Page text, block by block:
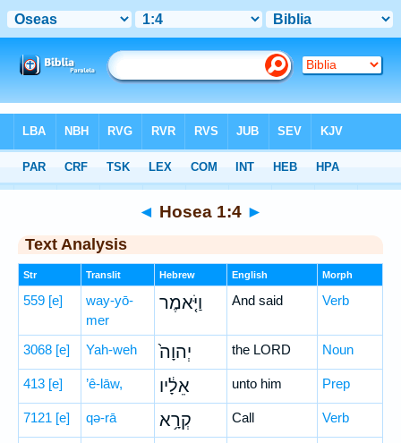
Hebrew> Hosea 1:4
◄ Hosea 1:4 ►
Text Analysis
Str Translit Hebrew English Morph
559 [e]
way-yō-
mer
וַיֹּ֤אמֶר And said Verb
3068 [e] Yah-weh יְהוָה֙ the LORD Noun
413 [e] ’ê-lāw, אֵלָ֔יו unto him Prep
7121 [e] qə-rā קְרָ֥א Call Verb